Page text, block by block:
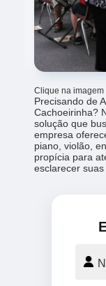
Clique na
Precisando de
Cachoeirinha?
solução que
empresa
piano, violão,
propícia para
esclarecer suas